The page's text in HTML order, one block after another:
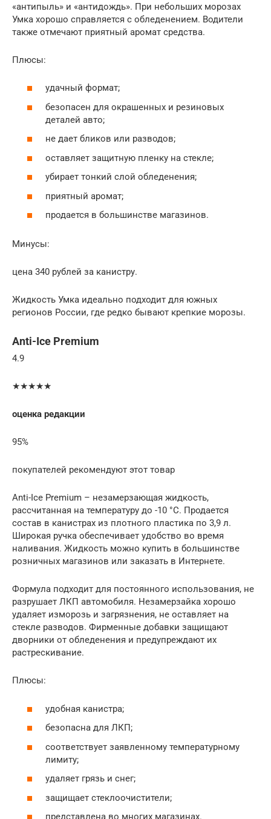
«антипыль» и «антидождь». При небольших морозах
Умка хорошо справляется с обледенением. Водители
также отмечают приятный аромат средства.
Плюсы:
удачный формат;
безопасен для окрашенных и резиновых
деталей авто;
не дает бликов или разводов;
оставляет защитную пленку на стекле;
убирает тонкий слой обледенения;
приятный аромат;
продается в большинстве магазинов.
Минусы:
цена 340 рублей за канистру.
Жидкость Умка идеально подходит для южных
регионов России, где редко бывают крепкие морозы.
Anti-Ice Premium
4.9
★★★★★
оценка редакции
95%
покупателей рекомендуют этот товар
Anti-Ice Premium – незамерзающая жидкость,
рассчитанная на температуру до -10 °C. Продается
состав в канистрах из плотного пластика по 3,9 л.
Широкая ручка обеспечивает удобство во время
наливания. Жидкость можно купить в большинстве
розничных магазинов или заказать в Интернете.
Формула подходит для постоянного использования, не
разрушает ЛКП автомобиля. Незамерзайка хорошо
удаляет изморозь и загрязнения, не оставляет на
стекле разводов. Фирменные добавки защищают
дворники от обледенения и предупреждают их
растрескивание.
Плюсы:
удобная канистра;
безопасна для ЛКП;
соответствует заявленному температурному
лимиту;
удаляет грязь и снег;
защищает стеклоочистители;
представлена во многих магазинах.